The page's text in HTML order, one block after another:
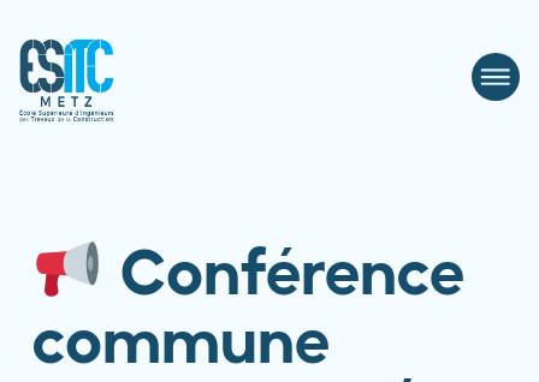
Conférence
commune